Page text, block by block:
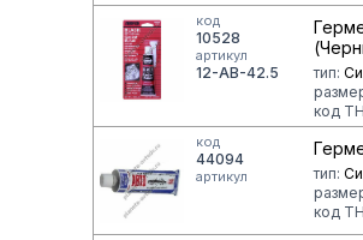
код
10528
артикул
12-AB-42.5 тип:
код
код
44094
артикул тип:
код